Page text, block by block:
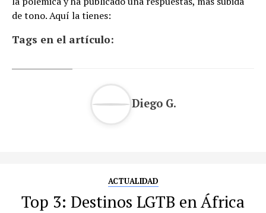
de tono. Aquí la tienes:
Tags en el artículo:
Diego G.
ACTUALIDAD
Top 3: Destinos LGTB en África